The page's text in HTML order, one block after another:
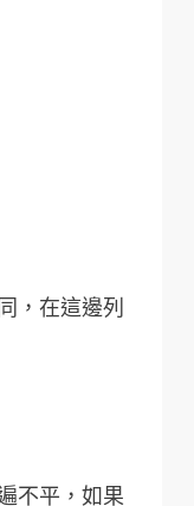
，在這邊列
不平，如果